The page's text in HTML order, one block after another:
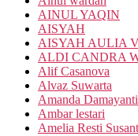
AINUL YAQIN
AISYAH
AISYAH AULIA
ALDI CANDRA
Alif Casanova
Alvaz Suwarta
Amanda
Ambar lestari
Amelia Resti